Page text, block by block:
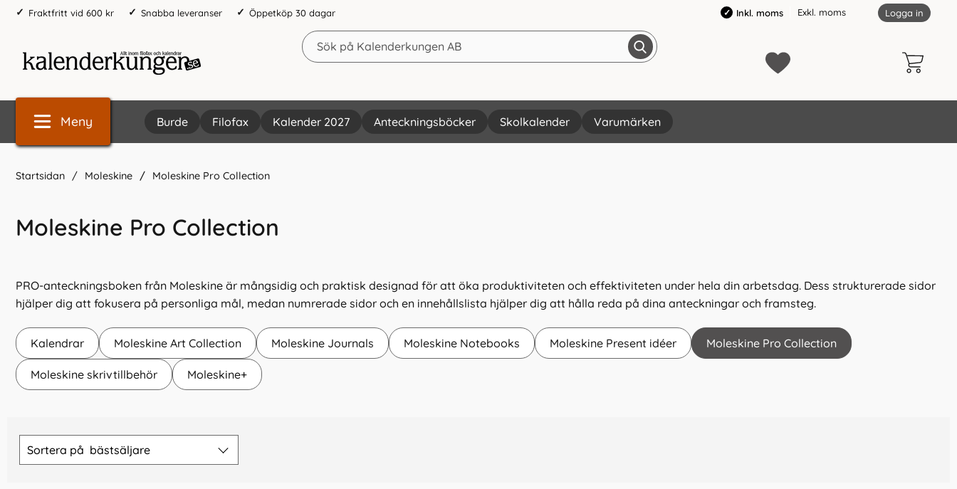
Fraktfritt vid 600 kr Snabba leveranser Öppetköp 30 dagar Inkl. moms Exkl. moms Logga in
Meny Burde Filofax Kalender 2027 Anteckningsböcker Skolkalender Varumärken
Startsidan Moleskine Moleskine Pro Collection
Moleskine Pro Collection
PRO-anteckningsboken från Moleskine är mångsidig och praktisk designad för att öka produktiviteten och effektiviteten under hela din arbetsdag. Dess strukturerade sidor
hjälper dig att fokusera på personliga mål, medan numrerade sidor och en innehållslista hjälper dig att hålla reda på dina anteckningar och framsteg.
Kalendrar Moleskine Art Collection Moleskine Journals Moleskine Notebooks Moleskine Present idéer Moleskine Pro Collection
Moleskine skrivtillbehör Moleskine+
Hoppa
över
filtersektionen
bästsäljare